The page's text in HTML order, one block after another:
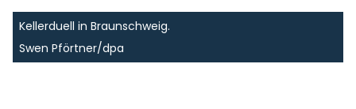
Kellerduell in Braunschweig.
Swen Pförtner/dpa